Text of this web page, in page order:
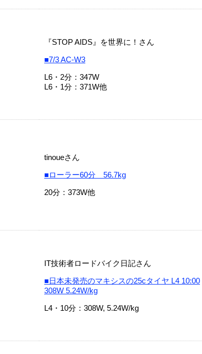
『STOP AIDS』を世界に！さん
■7/3 AC-W3
L6・2分：347W
L6・1分：371W他
tinoueさん
■ローラー60分 56.7kg
20分：373W他
IT技術者ロードバイク日記さん
■日本未発売のマキシスの25cタイヤ L4 10:00
308W 5.24W/kg
L4・10分：308W, 5.24W/kg